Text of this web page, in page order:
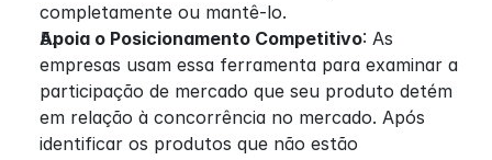
completamente ou mantê-lo.
Apoia o Posicionamento Competitivo: As
empresas usam essa ferramenta para examinar a
participação de mercado que seu produto detém
em relação à concorrência no mercado. Após
identificar os produtos que não estão